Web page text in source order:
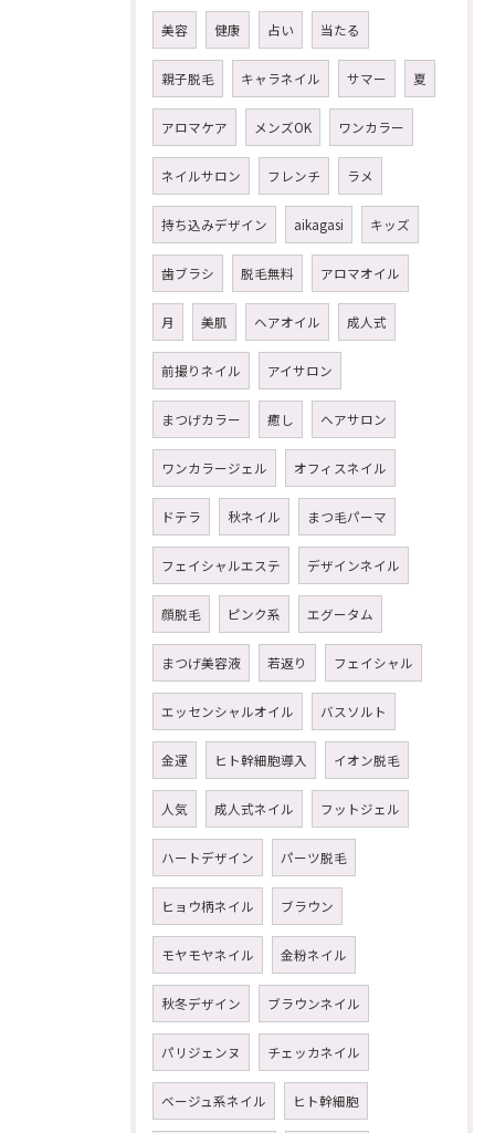
美容 健康 占い 当たる
親子脱毛 キャラネイル サマー 夏
アロマケア メンズOK ワンカラー
ネイルサロン フレンチ ラメ
持ち込みデザイン aikagasi キッズ
歯ブラシ 脱毛無料 アロマオイル
月 美肌 ヘアオイル 成人式
前撮りネイル アイサロン
まつげカラー 癒し ヘアサロン
ワンカラージェル オフィスネイル
ドテラ 秋ネイル まつ毛パーマ
フェイシャルエステ デザインネイル
顔脱毛 ピンク系 エグータム
まつげ美容液 若返り フェイシャル
エッセンシャルオイル バスソルト
金運 ヒト幹細胞導入 イオン脱毛
人気 成人式ネイル フットジェル
ハートデザイン パーツ脱毛
ヒョウ柄ネイル ブラウン
モヤモヤネイル 金粉ネイル
秋冬デザイン ブラウンネイル
パリジェンヌ チェッカネイル
ベージュ系ネイル ヒト幹細胞